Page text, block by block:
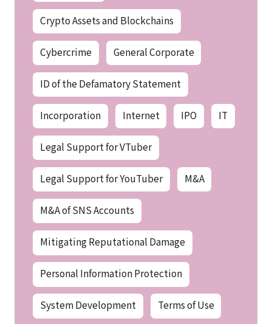
Crypto Assets and Blockchains
Cybercrime General Corporate
ID of the Defamatory Statement
Incorporation Internet IPO IT
Legal Support for VTuber
Legal Support for YouTuber M&A
M&A of SNS Accounts
Mitigating Reputational Damage
Personal Information Protection
System Development Terms of Use